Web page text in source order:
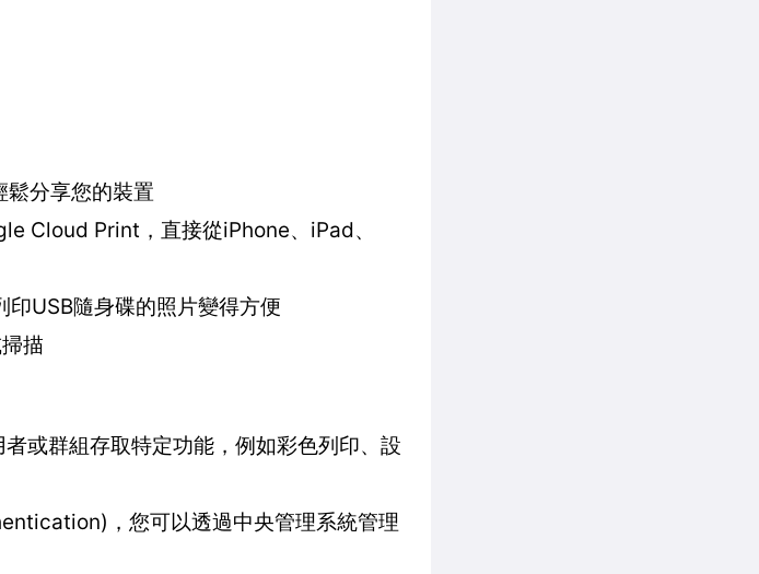
鬆分享您的裝置
Cloud Print，直接從iPhone、iPad、
印USB隨身碟的照片變得方便
描
或群組存取特定功能，例如彩色列印、設
，您可以透過中央管理系統管理